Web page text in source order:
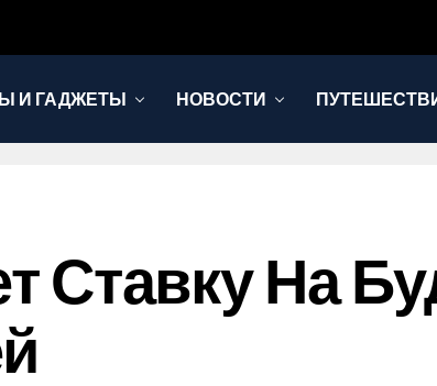
И ГАДЖЕТЫ НОВОСТИ
Ставку На